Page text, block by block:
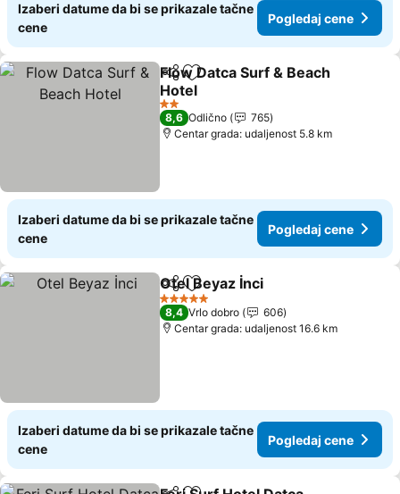
Izaberi datume da bi se prikazale tačne
cene
Pogledaj cene
Deli Dodati u favorite
Flow Datca Surf & Beach
Hotel
Pogledaj cene
2 Zvezdice
8,6 Odlično
765
Centar grada: udaljenost 5.8 km
Izaberi datume da bi se prikazale tačne
cene
Pogledaj cene
Deli Dodati u favorite
Otel Beyaz İnci
5 Zvezdice
8,4 Vrlo dobro
606
Centar grada: udaljenost 16.6 km
Izaberi datume da bi se prikazale tačne
cene
Pogledaj cene